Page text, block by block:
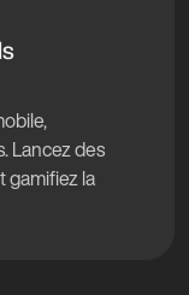
Lancez des
gamifiez la